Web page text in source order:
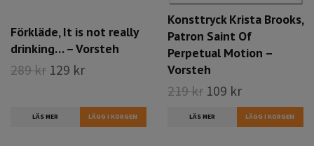
Förkläde, It is not really
drinking… – Vorsteh
289 kr 129 kr
LÄS MER
Konsttryck Krista Brooks,
Patron Saint Of
Perpetual Motion –
Vorsteh
219 kr 109 kr
LÄS MER